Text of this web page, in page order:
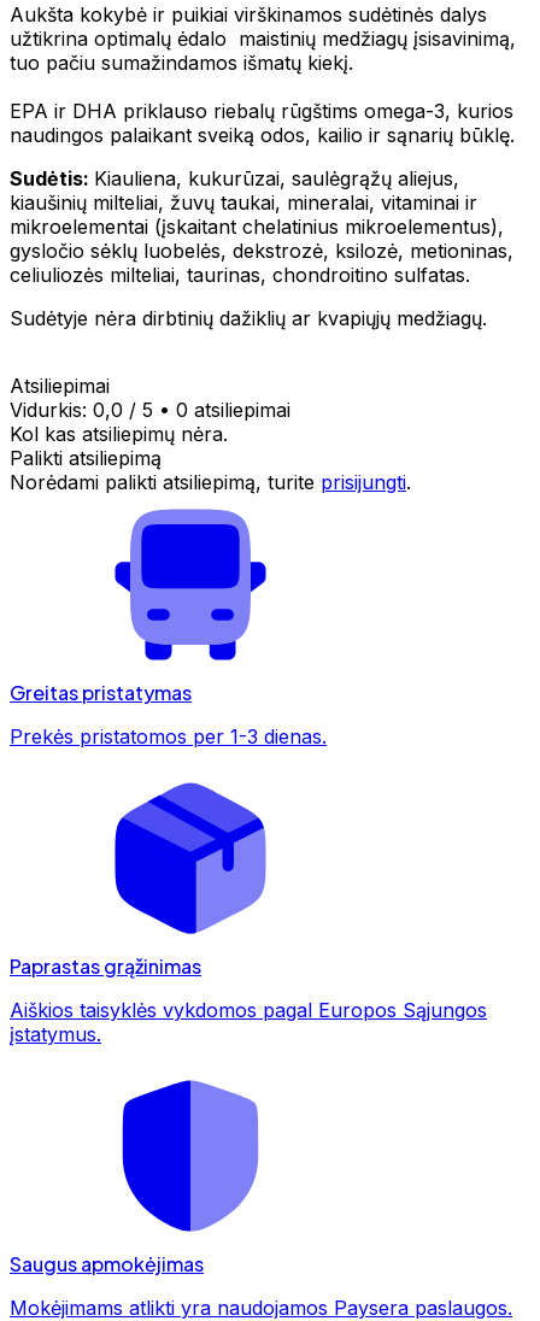
Aukšta kokybė ir puikiai virškinamos sudėtinės dalys
užtikrina optimalų ėdalo maistinių medžiagų įsisavinimą,
tuo pačiu sumažindamos išmatų kiekį.
EPA ir DHA priklauso riebalų rūgštims omega-3, kurios
naudingos palaikant sveiką odos, kailio ir sąnarių būklę.
Sudėtis: Kiauliena, kukurūzai, saulėgrąžų aliejus,
kiaušinių milteliai, žuvų taukai, mineralai, vitaminai ir
mikroelementai (įskaitant chelatinius mikroelementus),
gysločio sėklų luobelės, dekstrozė, ksilozė, metioninas,
celiuliozės milteliai, taurinas, chondroitino sulfatas.
Sudėtyje nėra dirbtinių dažiklių ar kvapiųjų medžiagų.
Atsiliepimai
Vidurkis: 0,0 / 5 • 0 atsiliepimai
Kol kas atsiliepimų nėra.
Palikti atsiliepimą
Norėdami palikti atsiliepimą, turite prisijungti.
Greitas pristatymas
Prekės pristatomos per 1-3 dienas.
Paprastas grąžinimas
Aiškios taisyklės vykdomos pagal Europos Sąjungos
įstatymus.
Saugus apmokėjimas
Mokėjimams atlikti yra naudojamos Paysera paslaugos.